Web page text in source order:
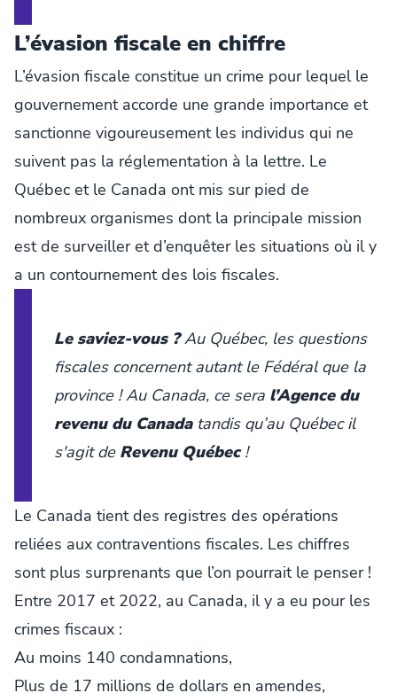
L’évasion fiscale en chiffre
L’évasion fiscale constitue un crime pour lequel le
gouvernement accorde une grande importance et
sanctionne vigoureusement les individus qui ne
suivent pas la réglementation à la lettre. Le
Québec et le Canada ont mis sur pied de
nombreux organismes dont la principale mission
est de surveiller et d’enquêter les situations où il y
a un contournement des lois fiscales.
Le saviez-vous ? Au Québec, les questions
fiscales concernent autant le Fédéral que la
province ! Au Canada, ce sera l’Agence du
revenu du Canada tandis qu’au Québec il
s'agit de Revenu Québec !
Le Canada tient des registres des opérations
reliées aux contraventions fiscales. Les chiffres
sont plus surprenants que l’on pourrait le penser !
Entre 2017 et 2022, au Canada, il y a eu pour les
crimes fiscaux :
Au moins 140 condamnations,
Plus de 17 millions de dollars en amendes,